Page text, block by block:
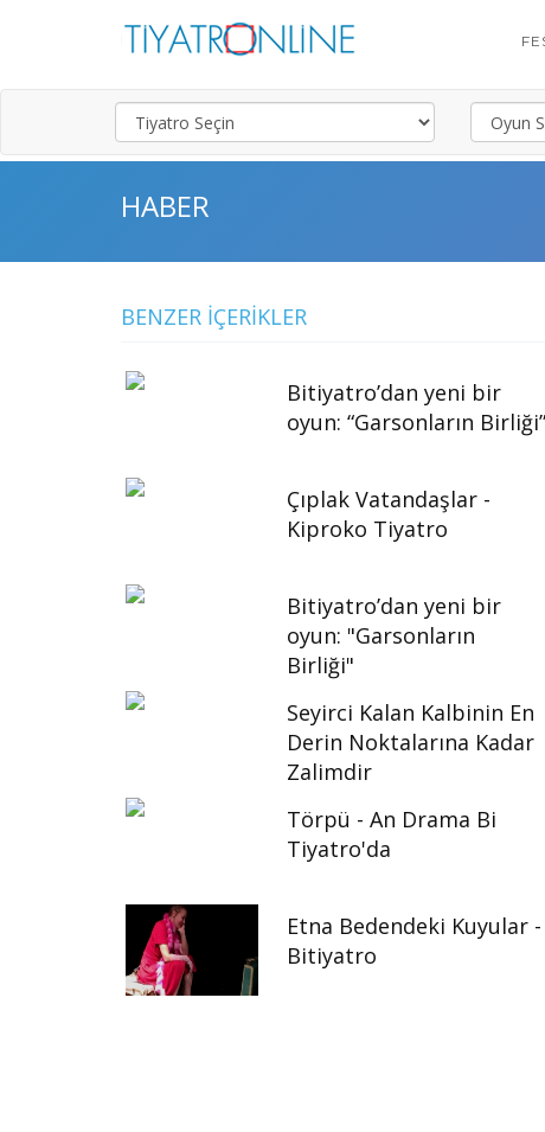
HABER
BENZER İÇERIKLER
Bitiyatro’dan yeni bir
oyun: “Garsonların Birliği”
Çıplak Vatandaşlar -
Kiproko Tiyatro
Bitiyatro’dan yeni bir
oyun: "Garsonların
Birliği"
Seyirci Kalan Kalbinin En
Derin Noktalarına Kadar
Zalimdir
Törpü - An Drama Bi
Tiyatro'da
Etna Bedendeki Kuyular -
Bitiyatro